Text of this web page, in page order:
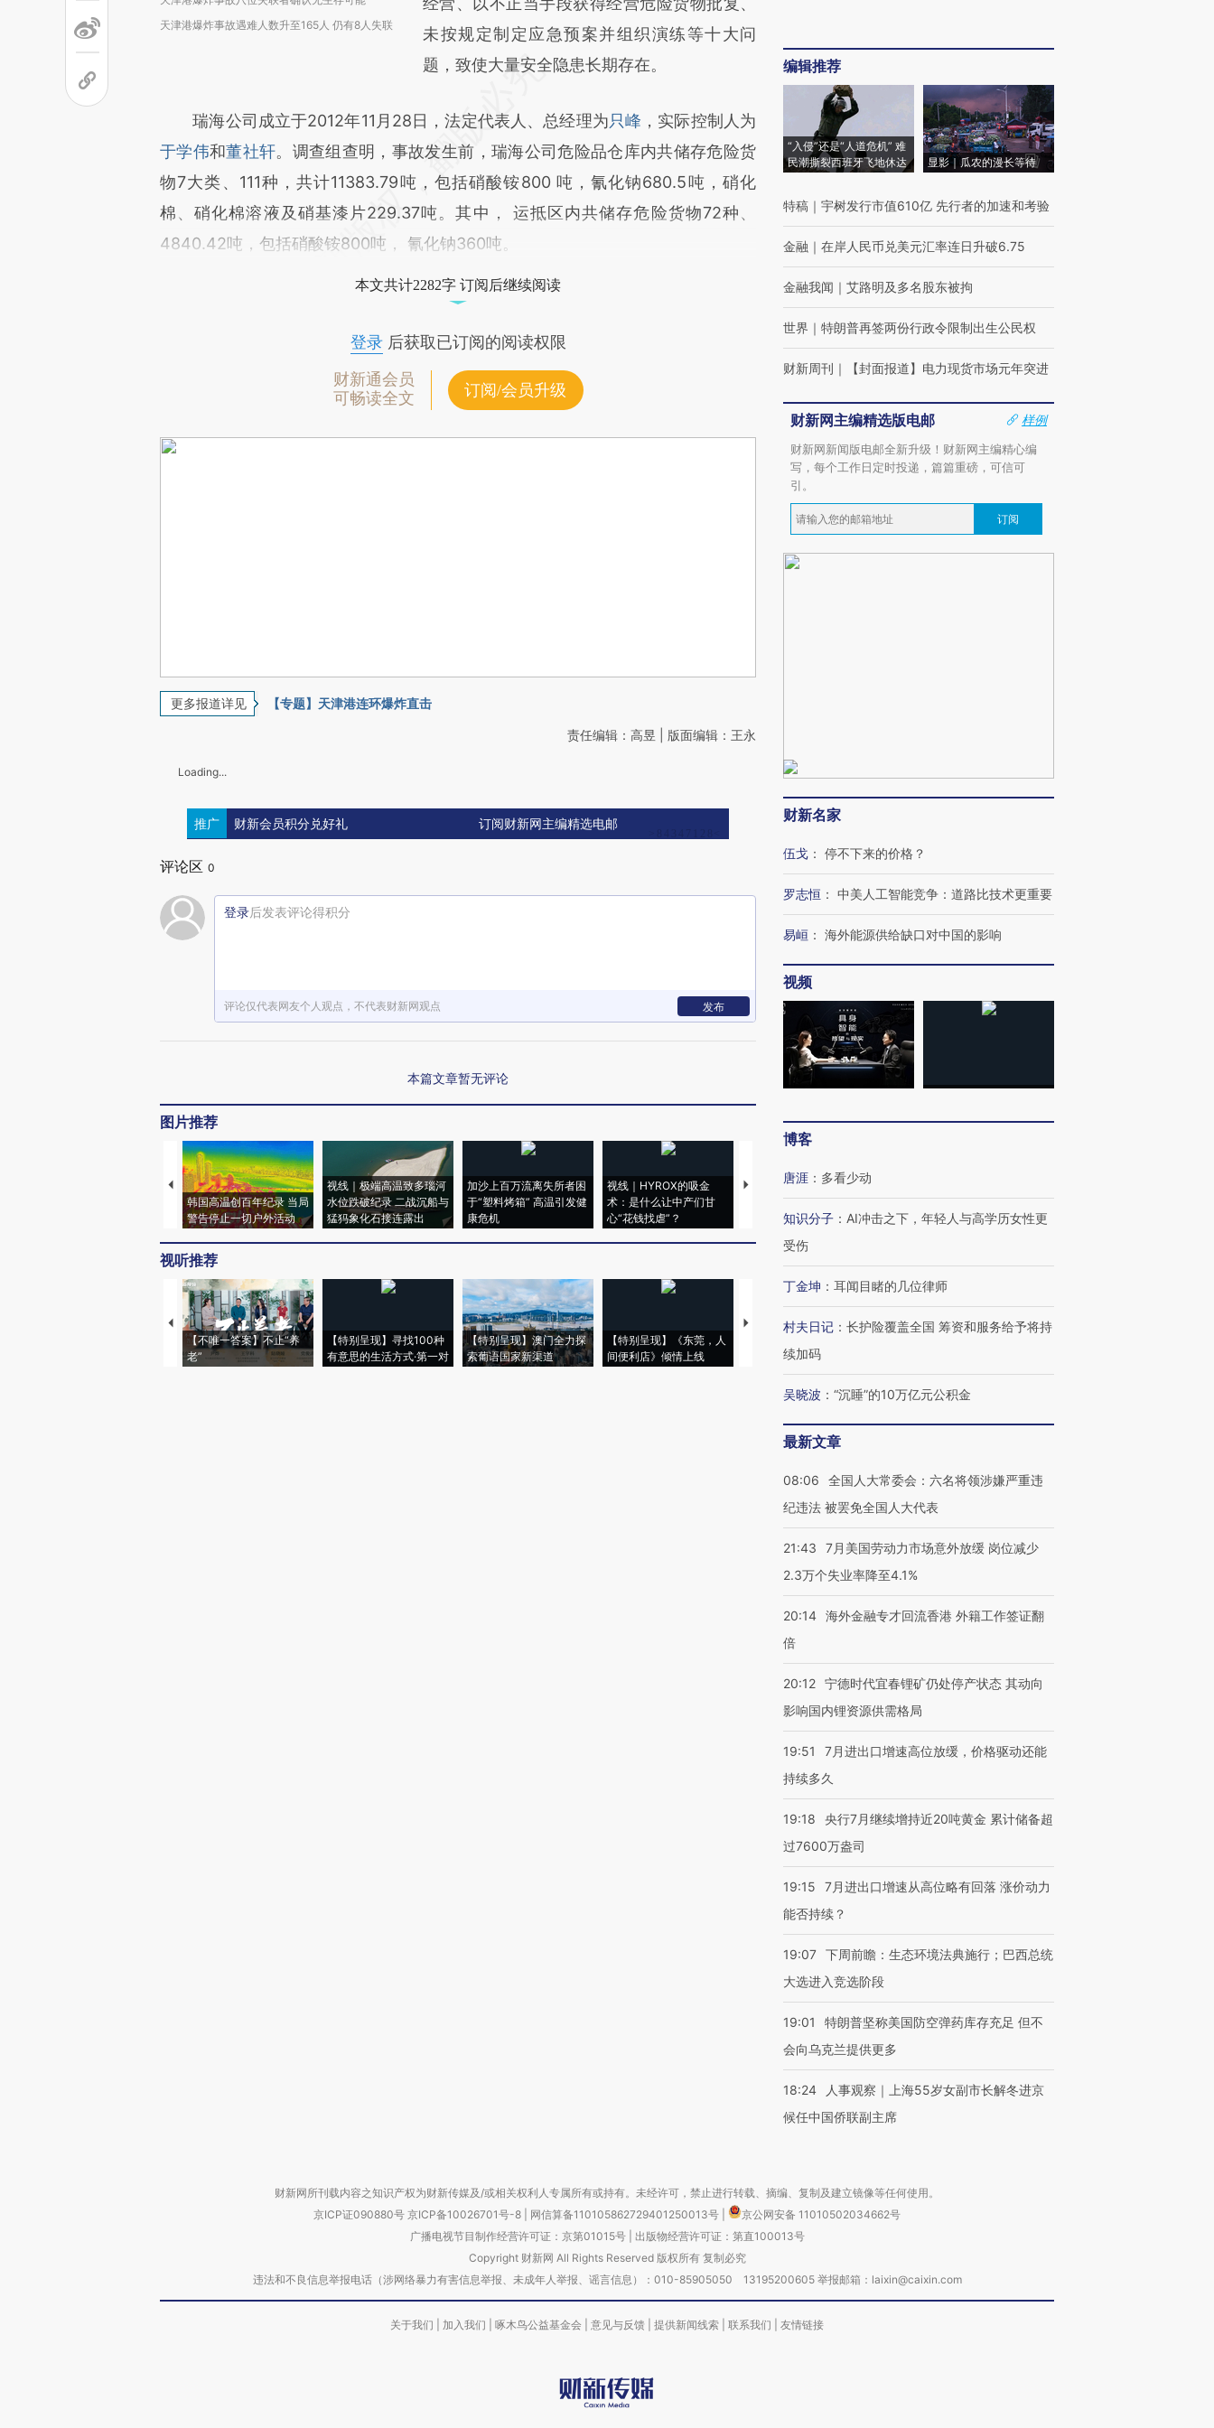
天津港爆炸事故遇难人数升至165人 仍有8人失联
未按规定制定应急预案并组织演练等十大问
题，致使大量安全隐患长期存在。
瑞海公司成立于2012年11月28日，法定代表人、总经理为只峰 ，实际控制人为
于学伟和董社轩。调查组查明，事故发生前，瑞海公司危险品仓库内共储存危险货
物7大类、111种，共计11383.79吨，包括硝酸铵800 吨，氰化钠680.5吨，硝化
棉、硝化棉溶液及硝基漆片229.37吨。其中， 运抵区内共储存危险货物72种、
4840.42吨，包括硝酸铵800吨， 氰化钠360吨。
本文共计2282字 订阅后继续阅读
登录后获取已订阅的阅读权限
财新通会员
可畅读全文
订阅/会员升级
更多报道详见 【专题】天津港连环爆炸直击
责任编辑：高昱 | 版面编辑：王永
Loading...
推广 财新会员积分兑好礼 订阅财新网主编精选电邮
评论区 0
登录后发表评论得积分
评论仅代表网友个人观点，不代表财新网观点 发布
本篇文章暂无评论
图片推荐
韩国高温创百年纪录 当局
警告停止一切户外活动
视线｜极端高温致多瑙河
水位跌破纪录 二战沉船与
猛犸象化石接连露出
加沙上百万流离失所者困
于“塑料烤箱” 高温引发健
康危机
视线｜HYROX的吸金
术：是什么让中产们甘
心“花钱找虐”？
马航飞行员跨国走私7万
粒摇头丸 尿检体内含3种
度Z世代 用街头抗争将教
育部长拱下台
机”？难民潮撕裂西班牙
飞地休达
视听推荐
【不唯一答案】不止“养
老”
【特别呈现】寻找100种
有意思的生活方式·第一对
【特别呈现】澳门全力探
索葡语国家新渠道
【特别呈现】《东莞，人
间便利店》倾情上线
【推广】走进第四届链博
【商旅对话】华住集团
编辑推荐
“入侵”还是“人道危机” 难
民潮撕裂西班牙飞地休达
显影｜瓜农的漫长等待
特稿 ｜ 宇树发行市值610亿 先行者的加速和考验
金融 ｜ 在岸人民币兑美元汇率连日升破6.75
金融我闻 ｜ 艾路明及多名股东被拘
世界 ｜ 特朗普再签两份行政令限制出生公民权
财新周刊 ｜ 【封面报道】电力现货市场元年突进
财新网主编精选版电邮
样例
财新网新闻版电邮全新升级！财新网主编精心编
写，每个工作日定时投递，篇篇重磅，可信可
引。
订阅
财新名家
伍戈 ： 停不下来的价格？
罗志恒 ： 中美人工智能竞争：道路比技术更重要
易峘 ： 海外能源供给缺口对中国的影响
视频
博客
唐涯 ： 多看少动
知识分子 ： AI冲击之下，年轻人与高学历女性更
受伤
丁金坤 ： 耳闻目睹的几位律师
村夫日记 ： 长护险覆盖全国 筹资和服务给予将持
续加码
吴晓波 ： “沉睡”的10万亿元公积金
最新文章
08:06
全国人大常委会：六名将领涉嫌严重违
纪违法 被罢免全国人大代表
21:43
7月美国劳动力市场意外放缓 岗位减少
2.3万个失业率降至4.1%
20:14 海外金融专才回流香港 外籍工作签证翻
倍
20:12 宁德时代宜春锂矿仍处停产状态 其动向
影响国内锂资源供需格局
19:51
7月进出口增速高位放缓，价格驱动还能
持续多久
19:18
央行7月继续增持近20吨黄金 累计储备超
过7600万盎司
19:15
7月进出口增速从高位略有回落 涨价动力
能否持续？
19:07 下周前瞻：生态环境法典施行；巴西总统
大选进入竞选阶段
19:01
特朗普坚称美国防空弹药库存充足 但不
会向乌克兰提供更多
18:24
人事观察｜上海55岁女副市长解冬进京
候任中国侨联副主席
财新网所刊载内容之知识产权为财新传媒及/或相关权利人专属所有或持有。未经许可，禁止进行转载、摘编、复制及建立镜像等任何使用。
京ICP证090880号 京ICP备10026701号-8 网信算备110105862729401250013号
京公网安备 11010502034662号
广播电视节目制作经营许可证：京第01015号| 出版物经营许可证：第直100013号
Copyright 财新网 All Rights Reserved 版权所有 复制必究
违法和不良信息举报电话（涉网络暴力有害信息举报、未成年人举报、谣言信息）：010-85905050 13195200605 举报邮箱：laixin@caixin.com
关于我们 加入我们 啄木鸟公益基金会 意见与反馈 提供新闻线索 联系我们 友情链接